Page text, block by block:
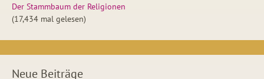
Der Stammbaum der Religionen
(17,434 mal gelesen)
Neue Beiträge